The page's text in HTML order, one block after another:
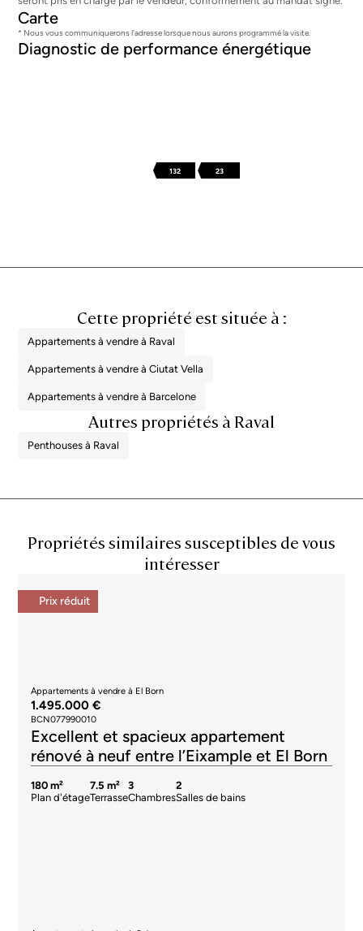
Carte
* Nous vous communiquerons l'adresse lorsque nous aurons programmé la visite.
Diagnostic de performance énergétique
Cette propriété est située à :
Autres propriétés à Raval
intéresser
Prix ​​réduit
Appartements à vendre à El Born
1.495.000 €
rénové à neuf entre l’Eixample et El Born
1.495.000 €
BCN077760010